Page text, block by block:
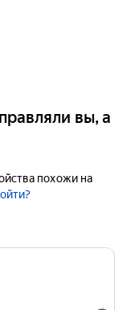
вы, а
похожи на